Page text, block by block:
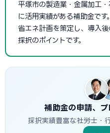
平塚市の製造業・金属加工
に活用実績がある補助金で
省エネ計画を策定し、導入
採択のポイントです。
補助金の申請、プ
採択実績豊富な社労士・